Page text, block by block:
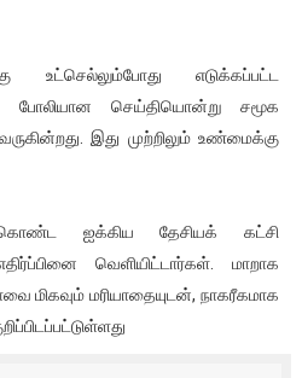
உட்செல்லும்போது எடுக்கப்பட்ட
போலியான செய்தியொன்று சமூக
இது முற்றிலும் உண்மைக்கு
ஐக்கிய தேசியக் கட்சி
வெளியிட்டார்கள். மாறாக
மிகவும் மரியாதையுடன், நாகரீகமாக